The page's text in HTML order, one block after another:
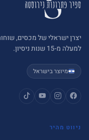
יצרן ישראלי של מכסים,
למעלה מ-15 שנות ניסיון.
מיוצר בישראל
ניווט מהיר